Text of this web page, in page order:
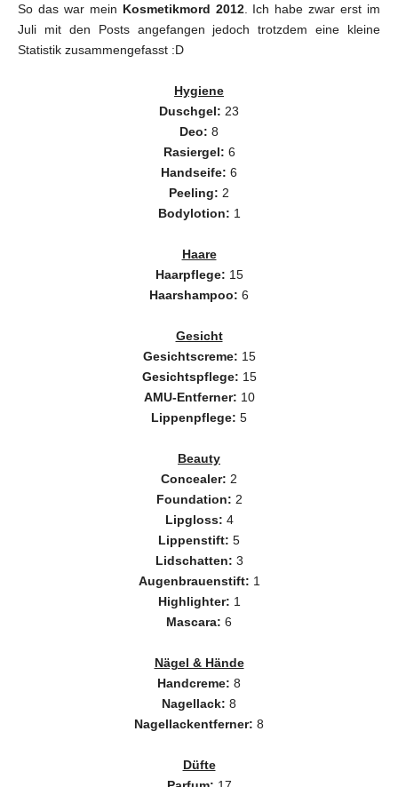
So das war mein Kosmetikmord 2012. Ich habe zwar erst im
Juli mit den Posts angefangen jedoch trotzdem eine kleine
Statistik zusammengefasst :D
Hygiene
Duschgel: 23
Deo: 8
Rasiergel: 6
Handseife: 6
Peeling: 2
Bodylotion: 1
Haare
Haarpflege: 15
Haarshampoo: 6
Gesicht
Gesichtscreme: 15
Gesichtspflege: 15
AMU-Entferner: 10
Lippenpflege: 5
Beauty
Concealer: 2
Foundation: 2
Lipgloss: 4
Lippenstift: 5
Lidschatten: 3
Augenbrauenstift: 1
Highlighter: 1
Mascara: 6
Nägel & Hände
Handcreme: 8
Nagellack: 8
Nagellackentferner: 8
Düfte